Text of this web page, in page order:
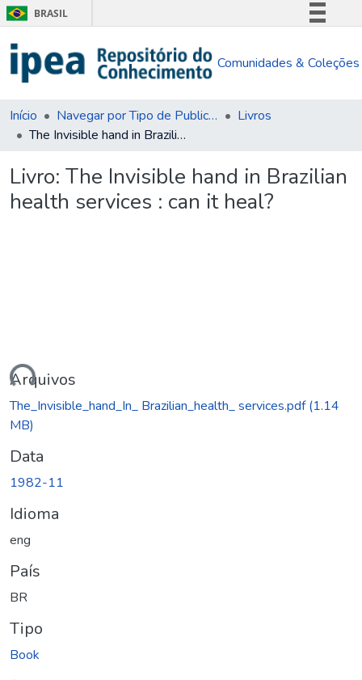
BRASIL
Comunica BR
Acesso à informação
Comunidades & Coleções
Início Navegar por Tipo de Publicação
Livros
The Invisible hand in Brazilian health services : can it heal?
Livro: The Invisible hand in Brazilian
health services : can it heal?
Arquivos
The_Invisible_hand_In_ Brazilian_health_ services.pdf(1.14
MB)
Data
1982-11
Idioma
eng
País
BR
Tipo
Book